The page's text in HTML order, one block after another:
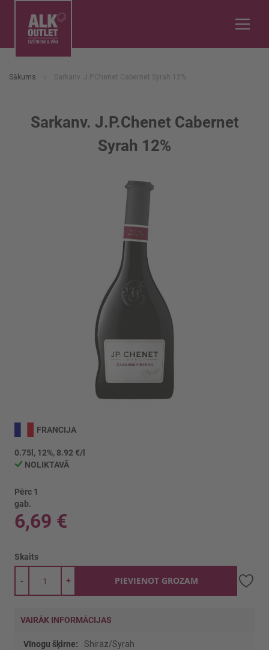
Sākums Sarkanv. J.P.Chenet Cabernet Syrah 12%
Sarkanv. J.P.Chenet Cabernet
Syrah 12%
galerijas
sākumu
FRANCIJA
0.75l, 12%, 8.92 €/l
NOLIKTAVĀ
Pērc 1
gab.
6,69 €
Skaits
+
- PIEVIENOT GROZAM
VAIRĀK INFORMĀCIJAS
Vairāk
Shiraz/Syrah